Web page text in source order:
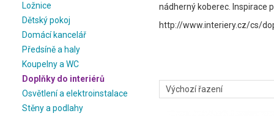
Ložnice
Dětský pokoj
Domácí kancelář
Předsíně a haly
Koupelny a WC
Doplňky do interiérů
Osvětlení a elektroinstalace
Stěny a podlahy
nádherný koberec. Inspirace
http://www.interiery.cz/cs/